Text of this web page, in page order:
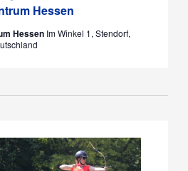
Hessen
Hessen Im Winkel 1, Stendorf,